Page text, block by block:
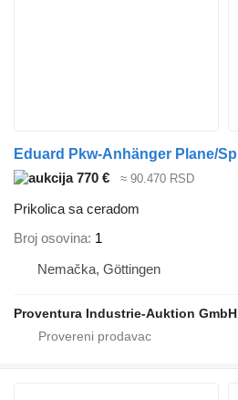
770 € ≈ 90.470 RSD
Prikolica sa ceradom
Broj osovina 1
Nemačka, Göttingen
Proventura Industrie-Auktion GmbH